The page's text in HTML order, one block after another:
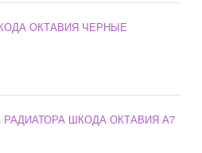
ОКТАВИЯ ЧЕРНЫЕ
ШКОДА ОКТАВИЯ А7